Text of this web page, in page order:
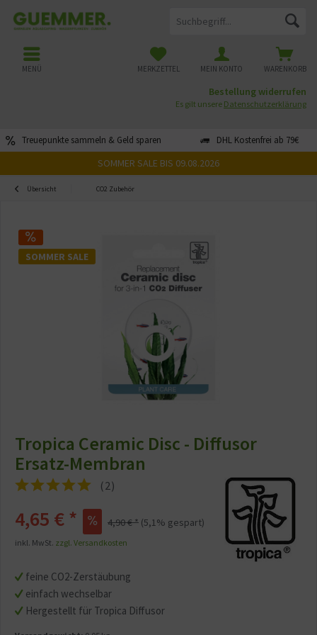
Treuepunkte sammeln & Geld sparen DHL Kostenfrei ab 79€
WARENKORB
MERKZETTEL MEIN KONTO
MENÜ
Bestellung widerrufen
Es gilt unsere Datenschutzerklärung
SOMMER SALE BIS 09.08.2026
Übersicht CO2 Zubehör
SOMMER SALE
Tropica Ceramic Disc - Diffusor
Ersatz-Membran
(2)
feine CO2-Zerstäubung
einfach wechselbar
Hergestellt für Tropica Diffusor
4,65 € * 4,90 € * (5,1% gespart)
inkl. MwSt. zzgl. Versandkosten